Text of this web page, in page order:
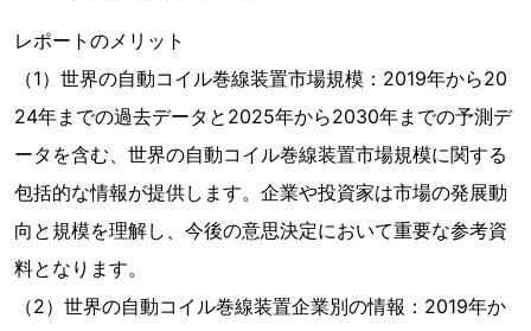
レポートのメリット
（1）世界の自動コイル巻線装置市場規模：2019年から20
24年までの過去データと2025年から2030年までの予測デ
ータを含む、世界の自動コイル巻線装置市場規模に関する
包括的な情報が提供します。企業や投資家は市場の発展動
向と規模を理解し、今後の意思決定において重要な参考資
料となります。
（2）世界の自動コイル巻線装置企業別の情報：2019年か